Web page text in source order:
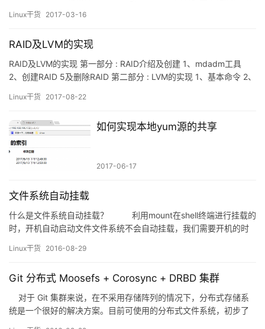
在登录时，系统会检查用户输入的用户名和密码。如果用户输入的
Linux干货 2017-03-16
RAID及LVM的实现
RAID及LVM的实现 第一部分 : RAID介绍及创建 1、mdadm工具
2、创建RAID 5及删除RAID 第二部分 : LVM的实现 1、基本命令 2、
具 mdadm [mode] <raid device> [options] <任意块设备> [mo…
Linux干货 2017-08-22
如何实现本地yum源的共享
2017-06-17
文件系统自动挂载
什么是文件系统自动挂载？ 利用mount在shell终端进行挂载的
时，开机自动启动文件文件系统不会自动挂载，我们需要开机的时
件：/etc/fstab Linux中挂载注意事项： &nb…
Linux干货 2016-08-29
Git 分布式 Moosefs + Corosync + DRBD 集群
对于 Git 集群来说，在不采用存储阵列的情况下，分布式存储系
统是一个很好的解决方案。目前可使用的分布式文件系统，初步了